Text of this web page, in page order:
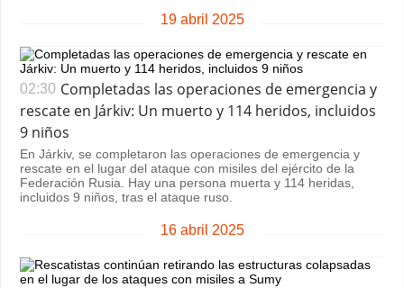
19 abril 2025
02:30 Completadas las operaciones de emergencia y
rescate en Járkiv: Un muerto y 114 heridos, incluidos
9 niños
En Járkiv, se completaron las operaciones de emergencia y
rescate en el lugar del ataque con misiles del ejército de la
Federación Rusia. Hay una persona muerta y 114 heridas,
incluidos 9 niños, tras el ataque ruso.
16 abril 2025